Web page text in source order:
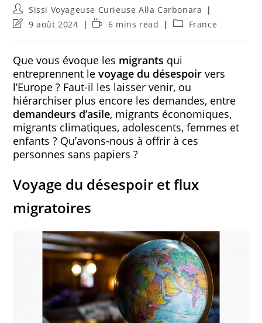
Sissi Voyageuse Curieuse Alla Carbonara
9 août 2024
6 mins read France
Que vous évoque les migrants qui
entreprennent levoyage du désespoir vers
l’Europe ? Faut-il les laisser venir, ou
hiérarchiser plus encore les demandes, entre
demandeurs d’asile, migrants économiques,
migrants climatiques, adolescents, femmes et
enfants ? Qu’avons-nous à offrir à ces
personnes sans papiers ?
Voyage du désespoir et flux
migratoires